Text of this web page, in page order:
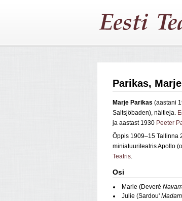
Parikas, Marje
Marje Parikas (aastani
Saltsjöbaden), näitleja.
ja aastast 1930 Peeter
Õppis 1909–15 Tallinna
miniatuuriteatris Apollo
Teatris.
Osi
Marie (Deveré
Julie (Sardou'